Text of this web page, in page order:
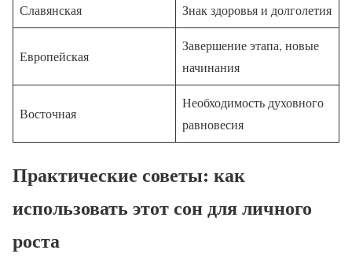
Славянская Знак здоровья и долголетия
Европейская
Завершение этапа, новые
начинания
Восточная
Необходимость духовного
равновесия
Практические советы: как
использовать этот сон для личного
роста